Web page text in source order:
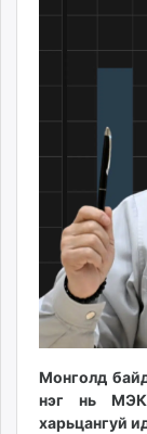
shuud.mn
ergelt.mn
zarig.mn
today.mn
zuv.mn
mminfo.mn
ugluu.mn
urlag.mn
unen.mn
asu.mn
Монголд
нэг нь
харьцангуй